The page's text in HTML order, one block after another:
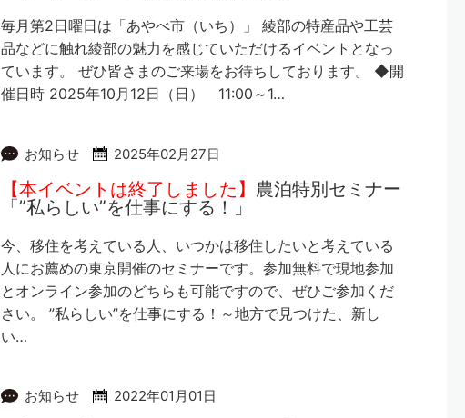
毎月第2日曜日は「あやべ市（いち）」 綾部の特産品や工芸
品などに触れ綾部の魅力を感じていただけるイベントとなっ
ています。 ぜひ皆さまのご来場をお待ちしております。 ◆開
催日時 2025年10月12日（日） 11:00～1…
お知らせ 2025年02月27日
【本イベントは終了しました】
農泊特別セミナー
「”私らしい”を仕事にする！」
今、移住を考えている人、いつかは移住したいと考えている
人にお薦めの東京開催のセミナーです。参加無料で現地参加
とオンライン参加のどちらも可能ですので、ぜひご参加くだ
さい。 ”私らしい”を仕事にする！～地方で見つけた、新し
い…
お知らせ 2022年01月01日